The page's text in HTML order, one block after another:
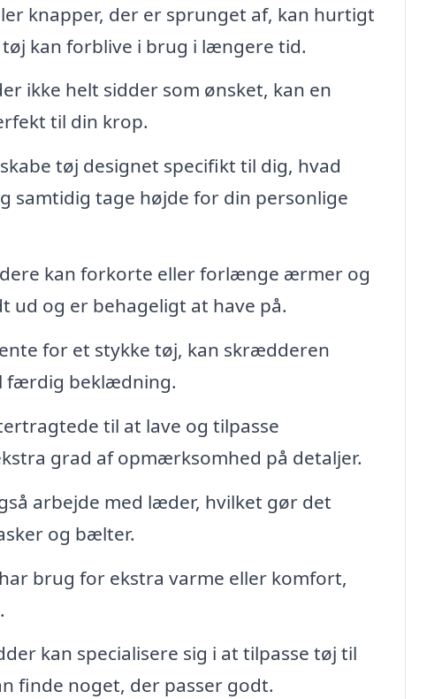
knapper, der er sprunget af, kan hurtigt
kan forblive i brug i længere tid.
ikke helt sidder som ønsket, kan en
til din krop.
tøj designet specifikt til dig, hvad
samtidig tage højde for din personlige
kan forkorte eller forlænge ærmer og
ud og er behageligt at have på.
for et stykke tøj, kan skrædderen
færdig beklædning.
til at lave og tilpasse
grad af opmærksomhed på detaljer.
arbejde med læder, hvilket gør det
og bælter.
brug for ekstra varme eller komfort,
kan specialisere sig i at tilpasse tøj til
finde noget, der passer godt.